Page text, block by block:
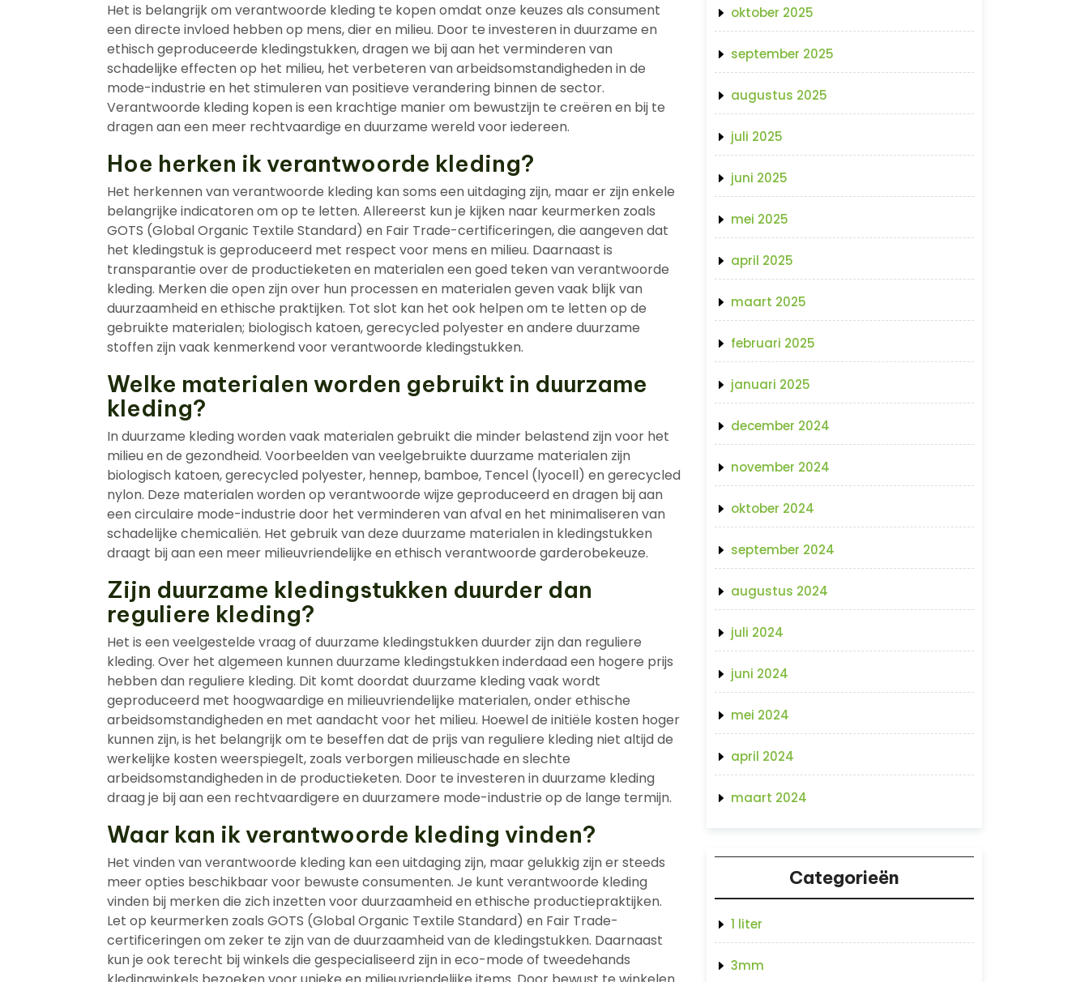
Het is belangrijk om verantwoorde kleding te kopen omdat onze keuzes als consument
een directe invloed hebben op mens, dier en milieu. Door te investeren in duurzame en
ethisch geproduceerde kledingstukken, dragen we bij aan het verminderen van
schadelijke effecten op het milieu, het verbeteren van arbeidsomstandigheden in de
mode-industrie en het stimuleren van positieve verandering binnen de sector.
Verantwoorde kleding kopen is een krachtige manier om bewustzijn te creëren en bij te
dragen aan een meer rechtvaardige en duurzame wereld voor iedereen.
Hoe herken ik verantwoorde kleding?
Het herkennen van verantwoorde kleding kan soms een uitdaging zijn, maar er zijn enkele
belangrijke indicatoren om op te letten. Allereerst kun je kijken naar keurmerken zoals
GOTS (Global Organic Textile Standard) en Fair Trade-certificeringen, die aangeven dat
het kledingstuk is geproduceerd met respect voor mens en milieu. Daarnaast is
transparantie over de productieketen en materialen een goed teken van verantwoorde
kleding. Merken die open zijn over hun processen en materialen geven vaak blijk van
duurzaamheid en ethische praktijken. Tot slot kan het ook helpen om te letten op de
gebruikte materialen; biologisch katoen, gerecycled polyester en andere duurzame
stoffen zijn vaak kenmerkend voor verantwoorde kledingstukken.
Welke materialen worden gebruikt in duurzame
kleding?
In duurzame kleding worden vaak materialen gebruikt die minder belastend zijn voor het
milieu en de gezondheid. Voorbeelden van veelgebruikte duurzame materialen zijn
biologisch katoen, gerecycled polyester, hennep, bamboe, Tencel (lyocell) en gerecycled
nylon. Deze materialen worden op verantwoorde wijze geproduceerd en dragen bij aan
een circulaire mode-industrie door het verminderen van afval en het minimaliseren van
schadelijke chemicaliën. Het gebruik van deze duurzame materialen in kledingstukken
draagt bij aan een meer milieuvriendelijke en ethisch verantwoorde garderobekeuze.
Zijn duurzame kledingstukken duurder dan
reguliere kleding?
Het is een veelgestelde vraag of duurzame kledingstukken duurder zijn dan reguliere
kleding. Over het algemeen kunnen duurzame kledingstukken inderdaad een hogere prijs
hebben dan reguliere kleding. Dit komt doordat duurzame kleding vaak wordt
geproduceerd met hoogwaardige en milieuvriendelijke materialen, onder ethische
arbeidsomstandigheden en met aandacht voor het milieu. Hoewel de initiële kosten hoger
kunnen zijn, is het belangrijk om te beseffen dat de prijs van reguliere kleding niet altijd de
werkelijke kosten weerspiegelt, zoals verborgen milieuschade en slechte
arbeidsomstandigheden in de productieketen. Door te investeren in duurzame kleding
draag je bij aan een rechtvaardigere en duurzamere mode-industrie op de lange termijn.
Waar kan ik verantwoorde kleding vinden?
Het vinden van verantwoorde kleding kan een uitdaging zijn, maar gelukkig zijn er steeds
meer opties beschikbaar voor bewuste consumenten. Je kunt verantwoorde kleding
vinden bij merken die zich inzetten voor duurzaamheid en ethische productiepraktijken.
Let op keurmerken zoals GOTS (Global Organic Textile Standard) en Fair Trade-
certificeringen om zeker te zijn van de duurzaamheid van de kledingstukken. Daarnaast
kun je ook terecht bij winkels die gespecialiseerd zijn in eco-mode of tweedehands
oktober 2025
september 2025
augustus 2025
juli 2025
juni 2025
mei 2025
april 2025
maart 2025
februari 2025
januari 2025
december 2024
november 2024
oktober 2024
september 2024
augustus 2024
juli 2024
juni 2024
mei 2024
april 2024
maart 2024
Categorieën
1 liter
3mm